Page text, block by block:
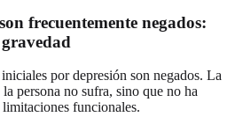
frecuentemente negados:
por depresión son negados. La
persona no sufra, sino que no ha
limitaciones funcionales.